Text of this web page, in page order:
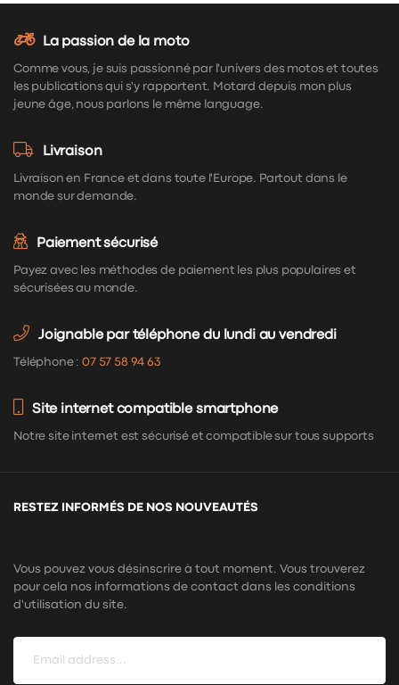
La passion de la moto
Comme vous, je suis passionné par l'univers des motos et toutes
les publications qui s'y rapportent. Motard depuis mon plus
jeune âge, nous parlons le même language.
Livraison
Livraison en France et dans toute l'Europe. Partout dans le
monde sur demande.
Paiement sécurisé
Payez avec les méthodes de paiement les plus populaires et
sécurisées au monde.
Joignable par téléphone du lundi au vendredi
Téléphone :07 57 58 94 63
Site internet compatible smartphone
Notre site internet est sécurisé et compatible sur tous supports
RESTEZ INFORMÉS DE NOS NOUVEAUTÉS
Vous pouvez vous désinscrire à tout moment. Vous trouverez
pour cela nos informations de contact dans les conditions
d'utilisation du site.